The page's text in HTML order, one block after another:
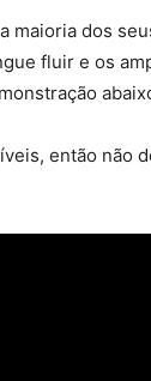
maioria dos
fluir e os
então não